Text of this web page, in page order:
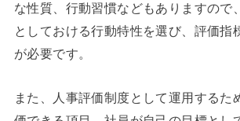
な性質、行動習慣などもありますので
としておける行動特性を選び、評価指
が必要です。
また、人事評価制度として運用するた